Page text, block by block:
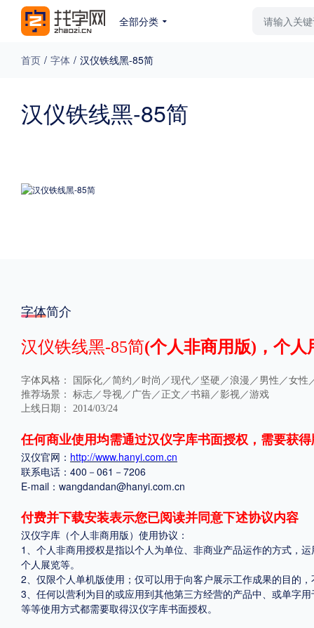
全部分类
免费下载 收费下载 更多
格式
.TTF .OTF
中国大陆 中国港澳台 更多
POP字体下载 字库打包下载 海报素材下载
字体新闻 字体文章 字体程序 字体人物 字体网站
首页 / 字体 / 汉仪铁线黑-85简
汉仪铁线黑-85简
字体简介
汉仪铁线黑-85简(个人非商用版)，个人
字体风格：
国际化／简约／时尚／现代／坚硬／浪漫／男性／女
推荐场景： 标志／导视／广告／正文／书籍／影视／游戏
上线日期： 2014/03/24
任何商业使用均需通过汉仪字库书面授权，需要获
汉仪官网： http://www.hanyi.com.cn
联系电话：400－061－7206
E-mail：wangdandan@hanyi.com.cn
付费并下载安装表示您已阅读并同意下述协议内容
汉仪字库（个人非商用版）使用协议：
1、个人非商用授权是指以个人为单位、非商业产品运作的方式，
个人展览等。
2、仅限个人单机版使用；仅可以用于向客户展示工作成果的目的
3、任何以营利为目的或应用到其他第三方经营的产品中、或单字
等等使用方式都需要取得汉仪字库书面授权。